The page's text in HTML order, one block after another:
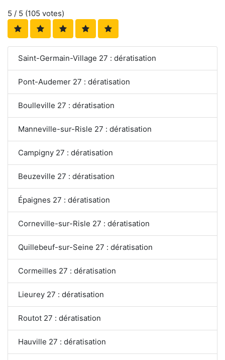
5 / 5 (105 votes)
Saint-Germain-Village 27 : dératisation
Pont-Audemer 27 : dératisation
Boulleville 27 : dératisation
Manneville-sur-Risle 27 : dératisation
Campigny 27 : dératisation
Beuzeville 27 : dératisation
Épaignes 27 : dératisation
Corneville-sur-Risle 27 : dératisation
Quillebeuf-sur-Seine 27 : dératisation
Cormeilles 27 : dératisation
Lieurey 27 : dératisation
Routot 27 : dératisation
Hauville 27 : dératisation